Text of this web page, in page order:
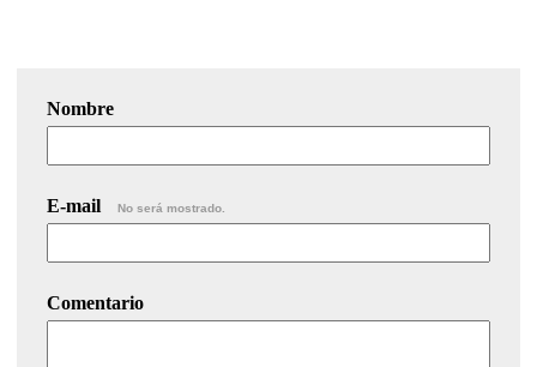
Nombre
E-mail No será mostrado.
Comentario